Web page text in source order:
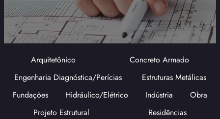
Arquitetônico
Concreto Armado
Engenharia Diagnóstica/Perícias
Estruturas Metálicas
Fundações
Hidráulico/Elétrico Indústria
Obra
Projeto Estrutural
Residências